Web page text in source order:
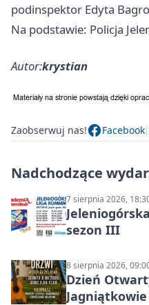
podinspektor Edyta
Na podstawie: Policja
Autor:krystian
Zaobserwuj nas! Facebook
Nadchodzące
7 sierpnia 2026,
sezon III
8 sierpnia 2026,
Dzień
Jagniątkowie